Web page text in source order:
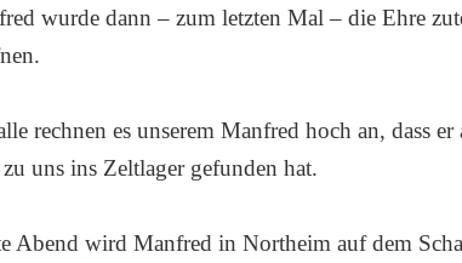
wurde dann – zum letzten Mal – die Ehre
rechnen es unserem Manfred hoch an, dass er
uns ins Zeltlager gefunden hat.
Abend wird Manfred in Northeim auf dem